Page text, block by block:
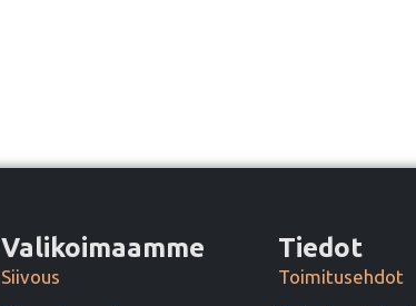
Valikoimaamme
Siivous
Tiedot
Toimitusehdot